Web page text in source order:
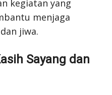
kegiatan yang
menjaga
jiwa.
Sayang dan